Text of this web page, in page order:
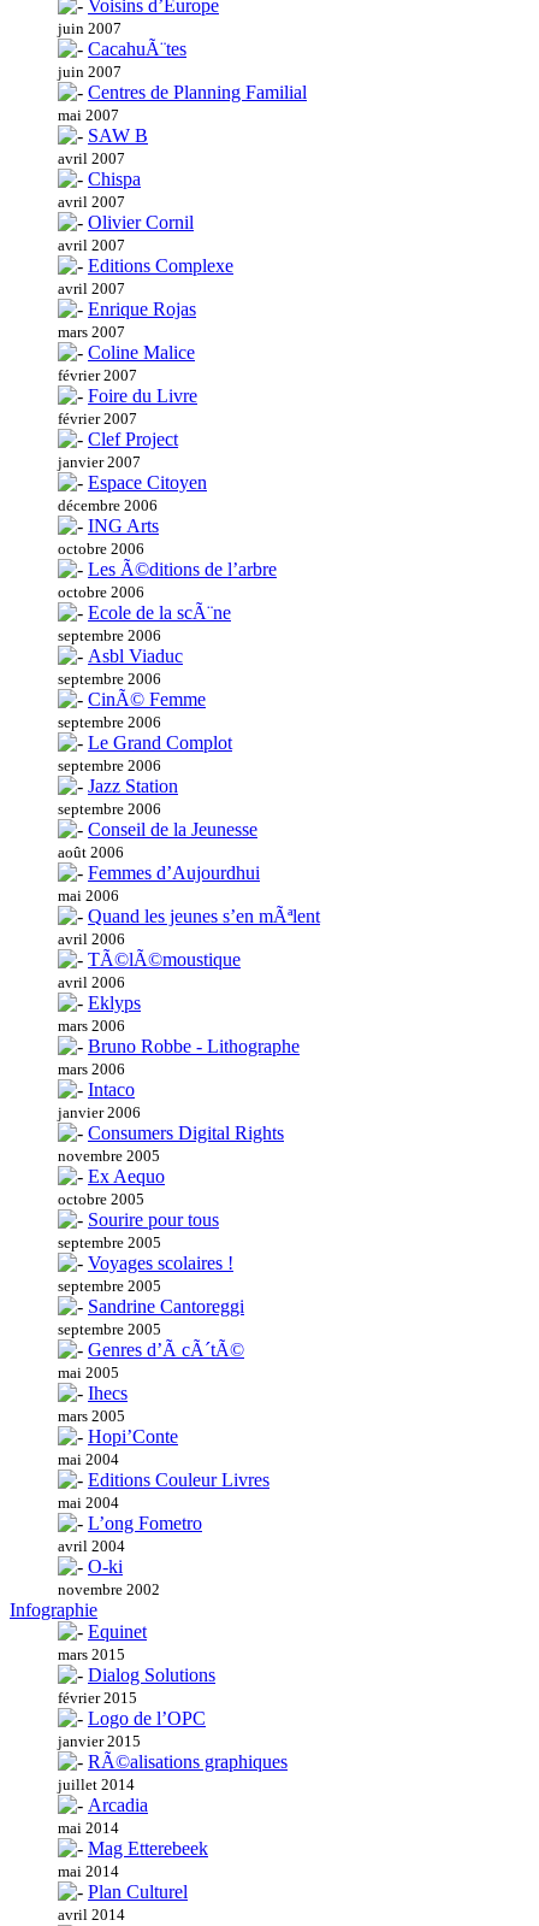
Voisins d’Europe
juin 2007
CacahuÃ¨tes
juin 2007
Centres de Planning Familial
mai 2007
SAW B
avril 2007
Chispa
avril 2007
Olivier Cornil
avril 2007
Editions Complexe
avril 2007
Enrique Rojas
mars 2007
Coline Malice
février 2007
Foire du Livre
février 2007
Clef Project
janvier 2007
Espace Citoyen
décembre 2006
ING Arts
octobre 2006
Les Ã©ditions de l’arbre
octobre 2006
Ecole de la scÃ¨ne
septembre 2006
Asbl Viaduc
septembre 2006
CinÃ© Femme
septembre 2006
Le Grand Complot
septembre 2006
Jazz Station
septembre 2006
Conseil de la Jeunesse
août 2006
Femmes d’Aujourdhui
mai 2006
Quand les jeunes s’en mÃªlent
avril 2006
TÃ©lÃ©moustique
avril 2006
Eklyps
mars 2006
Bruno Robbe - Lithographe
mars 2006
Intaco
janvier 2006
Consumers Digital Rights
novembre 2005
Ex Aequo
octobre 2005
Sourire pour tous
septembre 2005
Voyages scolaires !
septembre 2005
Sandrine Cantoreggi
septembre 2005
Genres d’Ã cÃ´tÃ©
mai 2005
Ihecs
mars 2005
Hopi’Conte
mai 2004
Editions Couleur Livres
mai 2004
L’ong Fometro
avril 2004
O-ki
novembre 2002
Infographie
Equinet
mars 2015
Dialog Solutions
février 2015
Logo de l’OPC
janvier 2015
RÃ©alisations graphiques
juillet 2014
Arcadia
mai 2014
Mag Etterebeek
mai 2014
Plan Culturel
avril 2014